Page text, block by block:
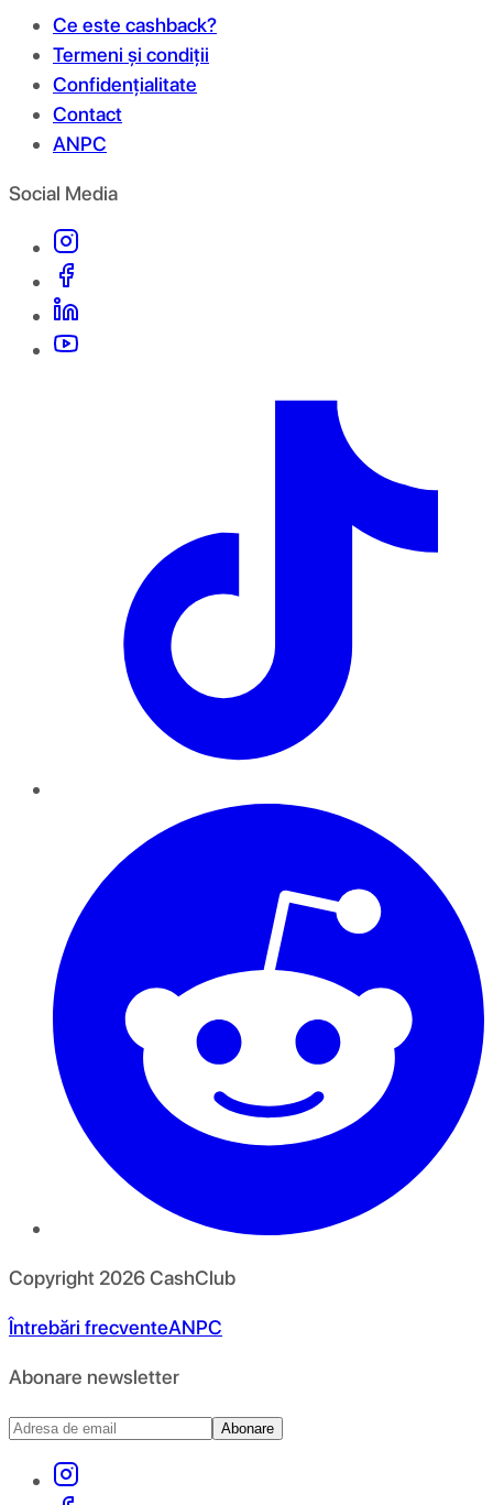
Ce este cashback?
Termeni și condiții
Confidențialitate
Contact
ANPC
Social Media
Copyright 2026CashClub
Întrebări frecventeANPC
Abonare newsletter
Abonare